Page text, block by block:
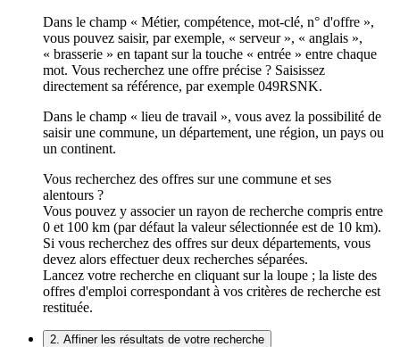
Dans le champ « Métier, compétence, mot-clé, n° d'offre »,
vous pouvez saisir, par exemple, « serveur », « anglais »,
« brasserie » en tapant sur la touche « entrée » entre chaque
mot. Vous recherchez une offre précise ? Saisissez
directement sa référence, par exemple 049RSNK.
Dans le champ « lieu de travail », vous avez la possibilité de
saisir une commune, un département, une région, un pays ou
un continent.
Vous recherchez des offres sur une commune et ses
alentours ?
Vous pouvez y associer un rayon de recherche compris entre
0 et 100 km (par défaut la valeur sélectionnée est de 10 km).
Si vous recherchez des offres sur deux départements, vous
devez alors effectuer deux recherches séparées.
Lancez votre recherche en cliquant sur la loupe ; la liste des
offres d'emploi correspondant à vos critères de recherche est
restituée.
2. Affiner les résultats de votre recherche